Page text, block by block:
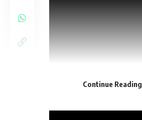
Continue Reading